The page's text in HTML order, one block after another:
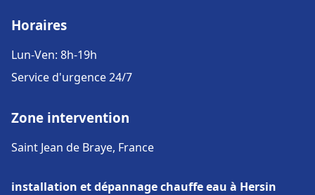
Horaires
Lun-Ven: 8h-19h
Service d'urgence 24/7
Zone intervention
Saint Jean de Braye, France
installation et dépannage chauffe eau à Hersin